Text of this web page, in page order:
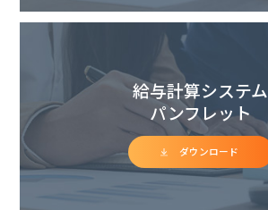
給与計算システム
パンフレット
ダウンロード